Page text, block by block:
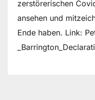
zerstörerischen
ansehen und
Ende haben. Link: